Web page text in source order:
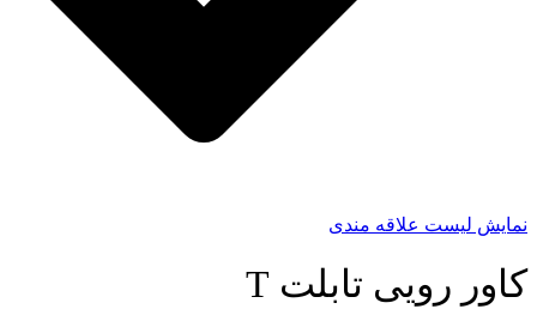
نمایش لیست علاقه مندی
کاور رویی تابلت T